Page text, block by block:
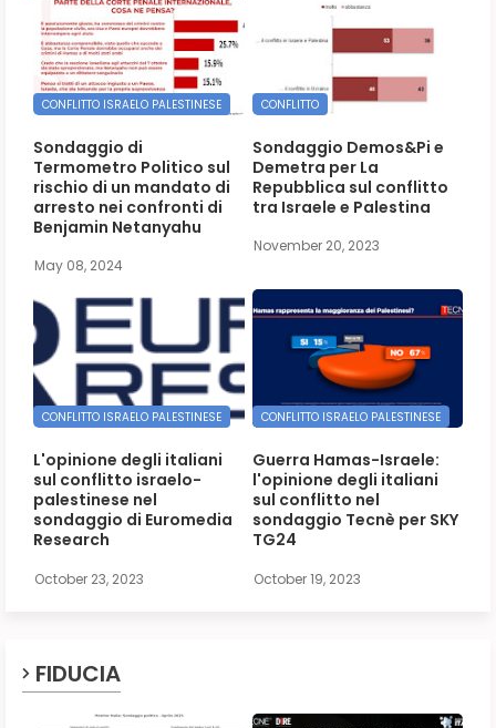
CONFLITTO ISRAELO PALESTINESE
Sondaggio di
Termometro Politico sul
rischio di un mandato di
arresto nei confronti di
Benjamin Netanyahu
May 08, 2024
CONFLITTO
Sondaggio Demos&Pi e
Demetra per La
Repubblica sul conflitto
tra Israele e Palestina
November 20, 2023
CONFLITTO ISRAELO PALESTINESE
L'opinione degli italiani
sul conflitto israelo-
palestinese nel
sondaggio di Euromedia
Research
October 23, 2023
CONFLITTO ISRAELO PALESTINESE
Guerra Hamas-Israele:
l'opinione degli italiani
sul conflitto nel
sondaggio Tecnè per SKY
TG24
October 19, 2023
FIDUCIA